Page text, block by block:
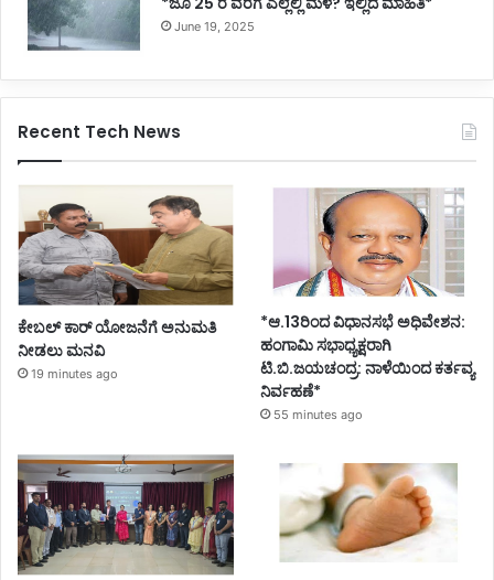
June 19, 2025
Recent Tech News
ಕೇಬಲ್ ಕಾರ್ ಯೋಜನೆಗೆ ಅನುಮತಿ
ನೀಡಲು ಮನವಿ
19 minutes ago
*ಆ.13ರಿಂದ ವಿಧಾನಸಭೆ ಅಧಿವೇಶನ:
ಹಂಗಾಮಿ ಸಭಾಧ್ಯಕ್ಷರಾಗಿ
ಟಿ.ಬಿ.ಜಯಚಂದ್ರ: ನಾಳೆಯಿಂದ ಕರ್ತವ್ಯ
ನಿರ್ವಹಣೆ*
55 minutes ago